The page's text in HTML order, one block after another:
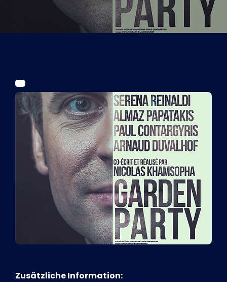
Kurier Romy 2026
Zusätzliche Information: